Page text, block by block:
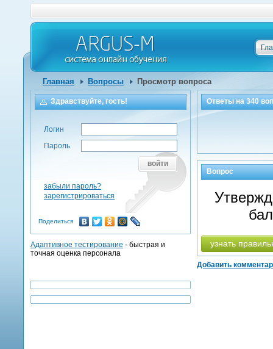
Главная Вопросы Просмотр вопроса
Ответы на340
Вопрос
узнать
Добавить
Здравствуйте, гость!
Логин
Пароль
войти
забыли пароль?
зарегистрироваться
Поделиться
Адаптивное тестирование - быстрая и
точная оценка персонала